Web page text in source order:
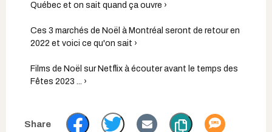
Québec et on sait quand ça ouvre ›
Ces 3 marchés de Noël à Montréal seront de retour en
2022 et voici ce qu'on sait ›
Films de Noël sur Netflix à écouter avant le temps des
Fêtes 2023 ... ›